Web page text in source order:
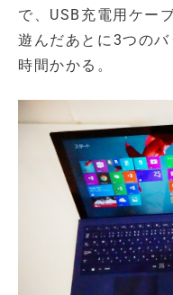
で、USB充電用ケー
遊んだあとに3つの
時間かかる。